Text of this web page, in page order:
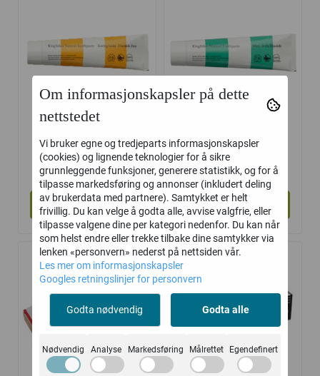
Kingfisher baking
soda ...
104,-
Kjøp
Kingfisher mint
m/fluor ...
104,-
Kjøp
Om informasjonskapsler på dette
nettstedet
Vi bruker egne og tredjeparts informasjonskapsler
(cookies) og lignende teknologier for å sikre
grunnleggende funksjoner, generere statistikk, og for å
tilpasse markedsføring og annonser (inkludert deling
av brukerdata med partnere). Samtykket er helt
frivillig. Du kan velge å godta alle, avvise valgfrie, eller
tilpasse valgene dine per kategori nedenfor. Du kan når
som helst endre eller trekke tilbake dine samtykker via
lenken «personvern» nederst på nettsiden vår.
Les mer om informasjonskapsler
Googles retningslinjer for personvern
Godta nødvendig Godta alle
Nødvendig Analyse Markedsføring Målrettet Egendefinert